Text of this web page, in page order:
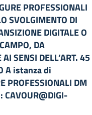
PROFESSIONALI
SVOLGIMENTO DI
DIGITALE O
DA
SENSI DELL’ART. 45
A istanza di
PROFESSIONALI DM
CAVOUR@DIGI-